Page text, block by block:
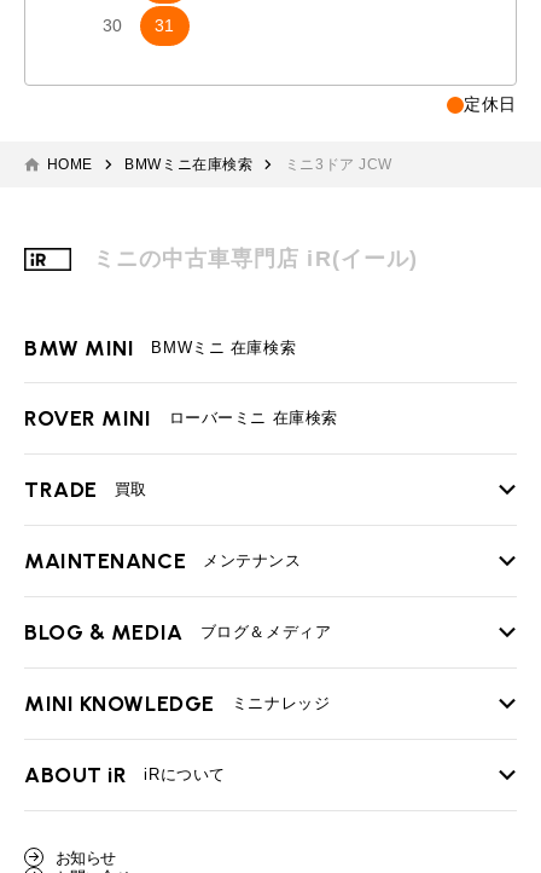
30 31
定休日
HOME BMWミニ在庫検索 ミニ3ドア JCW
ミニの中古車専門店 iR(イール)
BMW MINI BMWミニ 在庫検索
ROVER MINI ローバーミニ 在庫検索
TRADE 買取
TOP
必要書類
BMWミニ買取査定依頼
MAINTENANCE メンテナンス
TOP
最近の修理実績
BLOG & MEDIA ブログ＆メディア
TOP
User's Voice 購入者様の声
MINI KNOWLEDGE ミニナレッジ
TOP
ABOUT iR iRについて
お知らせ